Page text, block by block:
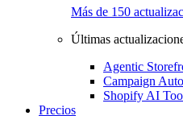
Más de 150
Últimas
Agentic
Campaign
Shopify AI
Precios